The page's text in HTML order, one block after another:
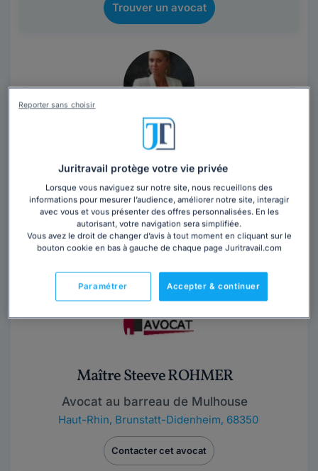
Trouver un avocat
Maître Aurélie CÉCI
Contacter cet avocat
Cabinet d'avocats spécialisé en Droit de la Propriété
Intellectuelle
Maître Steeve ROHMER
Avocat au barreau de Mulhouse
Haut-Rhin, Brunstatt-Didenheim, 68350
Contacter cet avocat
Juritravail protège votre vie privée
Lorsque vous naviguez sur notre site, nous recueillons des
informations pour mesurer l’audience, améliorer notre site, interagir
avec vous et vous présenter des offres personnalisées. En les
autorisant, votre navigation sera simplifiée.
Vous avez le droit de changer d’avis à tout moment en cliquant sur le
bouton cookie en bas à gauche de chaque page Juritravail.com
Accepter & continuer
Paramétrer
Reporter sans choisir